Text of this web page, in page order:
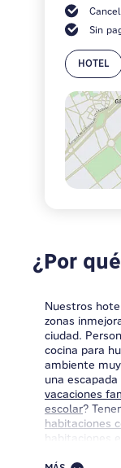
Sin
HOTEL
¿Por
Nuestros
zonas
ciudad.
cocina para
ambiente
una
vacaciones
escolar?
habitaciones
habitaciones